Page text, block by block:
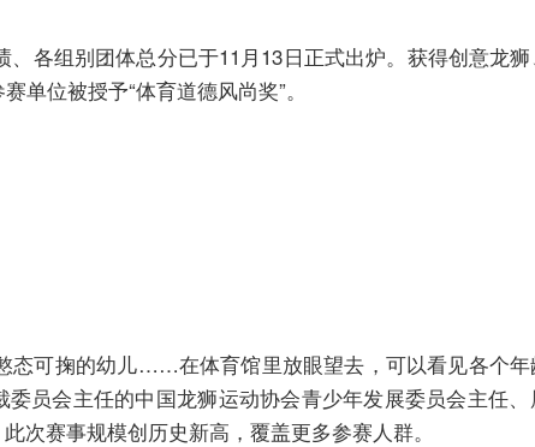
各组别团体总分已于11月13日正式出炉。获得创意龙
单位被授予“体育道德风尚奖”。
可掬的幼儿……在体育馆里放眼望去，可以看见各个年
员会主任的中国龙狮运动协会青少年发展委员会主任
次赛事规模创历史新高，覆盖更多参赛人群。